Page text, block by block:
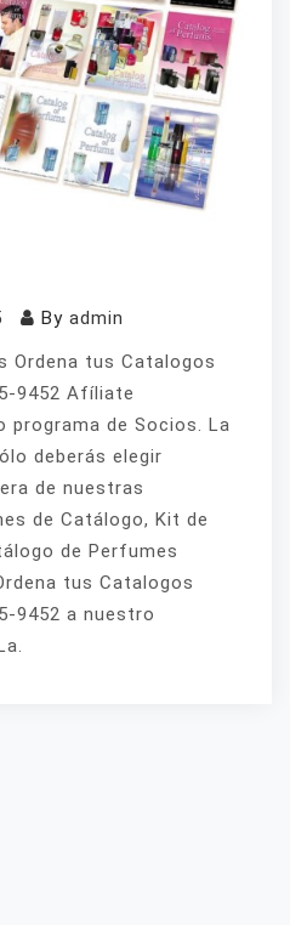
By admin
Ordena tus Catalogos
9452 Afíliate
de Socios. La
deberás elegir
de nuestras
de Catálogo, Kit de
de Perfumes
tus Catalogos
9452 a nuestro